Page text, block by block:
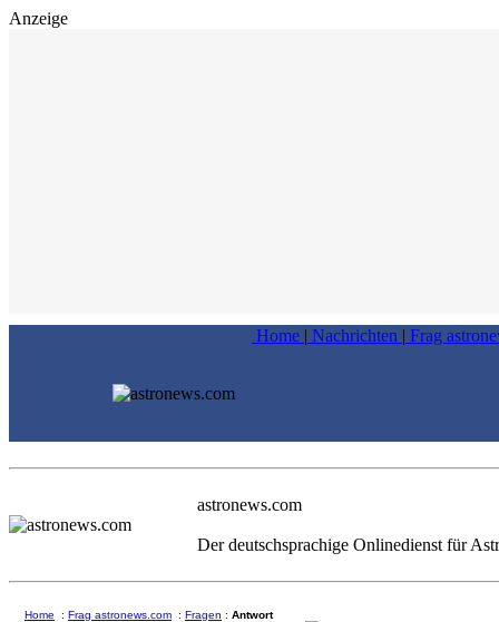
Anzeige
Home | Nachrichten | Frag
astronews.com
Der deutschsprachige Onlinedienst für
Home : Frag astronews.com : Fragen : Antwort